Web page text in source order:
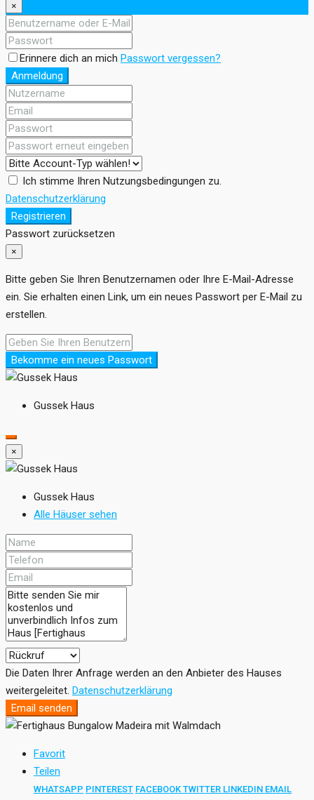
×
Erinnere dich an mich Passwort vergessen?
Anmeldung
Ich stimme Ihren Nutzungsbedingungen zu.
Datenschutzerklärung
Registrieren
Passwort zurücksetzen
×
Bitte geben Sie Ihren Benutzernamen oder Ihre E-Mail-Adresse
ein. Sie erhalten einen Link, um ein neues Passwort per E-Mail zu
erstellen.
Bekomme ein neues Passwort
Gussek Haus
×
Gussek Haus
Alle Häuser sehen
Die Daten Ihrer Anfrage werden an den Anbieter des Hauses
weitergeleitet. Datenschutzerklärung
Email senden
Favorit
Teilen
WHATSAPP PINTEREST FACEBOOK TWITTER LINKEDIN EMAIL